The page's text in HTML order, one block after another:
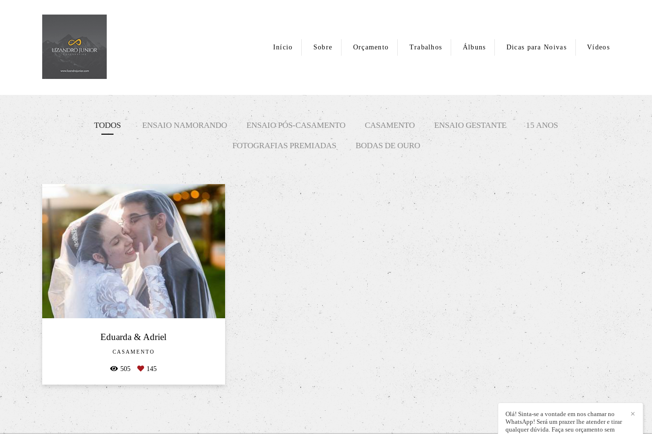
Início Sobre Orçamento Trabalhos Álbuns Dicas para Noivas Vídeos
TODOS ENSAIO NAMORANDO ENSAIO PÓS-CASAMENTO CASAMENTO ENSAIO GESTANTE 15 ANOS
FOTOGRAFIAS PREMIADAS BODAS DE OURO
Eduarda & Adriel
CASAMENTO
505 145
✕
Olá! Sinta-se a vontade em nos chamar no
WhatsApp! Será um prazer lhe atender e tirar
qualquer dúvida. Faça seu orçamento sem